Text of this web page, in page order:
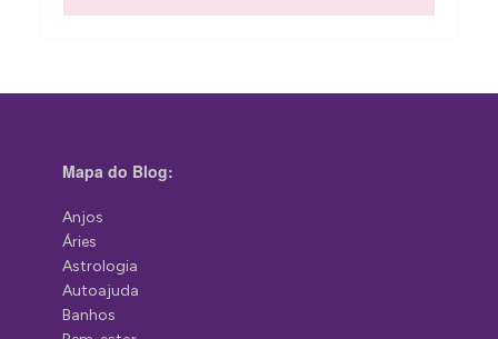
Mapa do Blog:
Anjos
Áries
Astrologia
Autoajuda
Banhos